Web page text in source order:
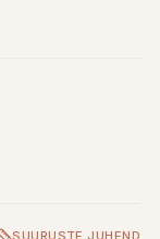
SUURUSTE JUHEND